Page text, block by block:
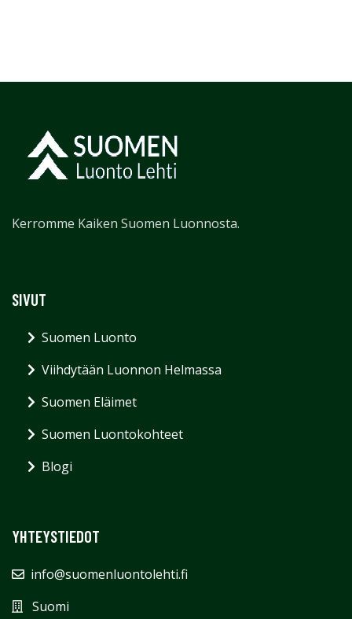
Kerromme Kaiken Suomen Luonnosta.
SIVUT
Suomen Luonto
Viihdytään Luonnon Helmassa
Suomen Eläimet
Suomen Luontokohteet
Blogi
YHTEYSTIEDOT
info@suomenluontolehti.fi
Suomi